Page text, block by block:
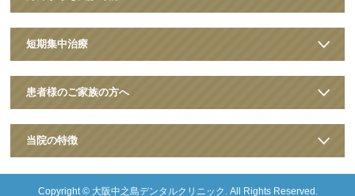
短期集中治療
患者様のご家族の方へ
当院の特徴
Copyright © 大阪中之島デンタルクリニック . All Rights Reserved.